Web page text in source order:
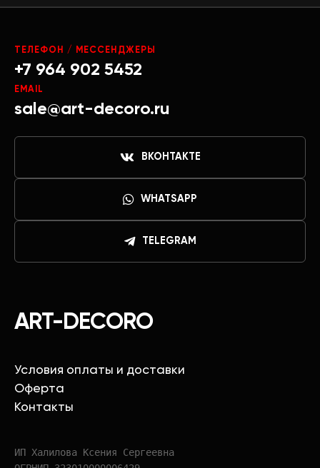
ART-DECORO
Условия оплаты и доставки
Оферта
Контакты
ИП Халилова Ксения Сергеевна
ТЕЛЕФОН / МЕССЕНДЖЕРЫ
+7 964 902 5452
EMAIL
sale@art-decoro.ru
ВКОНТАКТЕ
WHATSAPP
TELEGRAM